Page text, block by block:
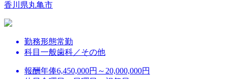
香川県丸亀市
勤務形態常勤
科目 一般歯科／その他
報酬年俸6,450,000円～20,000,000円